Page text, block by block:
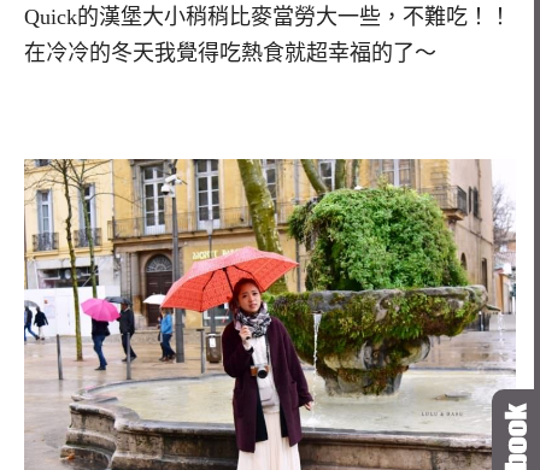
Quick的漢堡大小稍稍比麥當勞大一些，不難吃！！
在冷冷的冬天我覺得吃熱食就超幸福的了～